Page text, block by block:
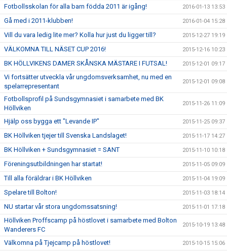
Fotbollsskolan för alla barn födda 2011 är igång! 2016-01-13 13:53
Gå med i 2011-klubben! 2016-01-04 15:28
Vill du vara ledig lite mer? Kolla hur just du ligger till? 2015-12-27 19:19
VÄLKOMNA TILL NÄSET CUP 2016! 2015-12-16 10:23
BK HÖLLVIKENS DAMER SKÅNSKA MÄSTARE I FUTSAL! 2015-12-01 09:17
Vi fortsätter utveckla vår ungdomsverksamhet, nu med en
spelarrepresentant
2015-12-01 09:08
Fotbollsprofil på Sundsgymnasiet i samarbete med BK
Höllviken
2015-11-26 11:09
Hjälp oss bygga ett "Levande IP" 2015-11-25 09:37
BK Höllviken tjejer till Svenska Landslaget! 2015-11-17 14:27
BK Höllviken + Sundsgymnasiet = SANT 2015-11-10 10:18
Föreningsutbildningen har startat! 2015-11-05 09:09
Till alla föräldrar i BK Höllviken 2015-11-04 19:09
Spelare till Bolton! 2015-11-03 18:14
NU startar vår stora ungdomssatsning! 2015-11-01 17:18
Höllviken Proffscamp på höstlovet i samarbete med Bolton
Wanderers FC
2015-10-19 13:48
Välkomna på Tjejcamp på höstlovet! 2015-10-15 15:06